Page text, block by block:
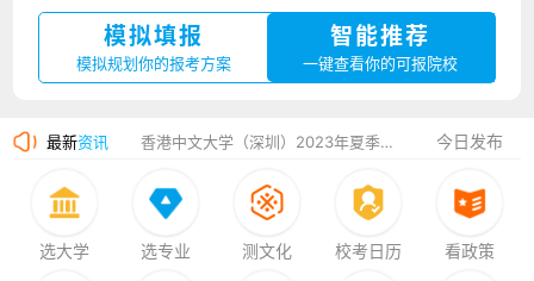
模拟填报
模拟规划你的报考方案
智能推荐
一键查看你的可报院校
最新资讯
广州华立科技职业学院2023年夏季高考招生简章
香港中文大学（深圳）2023年夏季高考招生简章
厦门大学嘉庚学院2023年艺术类招生简章
今日发布
选大学 选专业 测文化 校考日历 看政策